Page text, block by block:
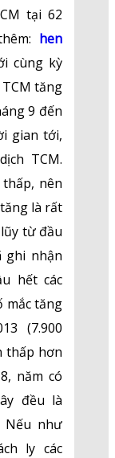
tại 62
hen
cùng kỳ
tăng
9 đến
gian tới,
TCM.
nên
là rất
từ đầu
ghi nhận
hết các
mắc tăng
(7.900
thấp hơn
năm có
đều là
Nếu như
ly các